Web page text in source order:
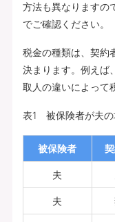
方法も異なりますの
でご確認ください。
税金の種類は、契約
決まります。例えば
取人の違いによって
表1 被保険者が夫の
被保険者
夫
夫